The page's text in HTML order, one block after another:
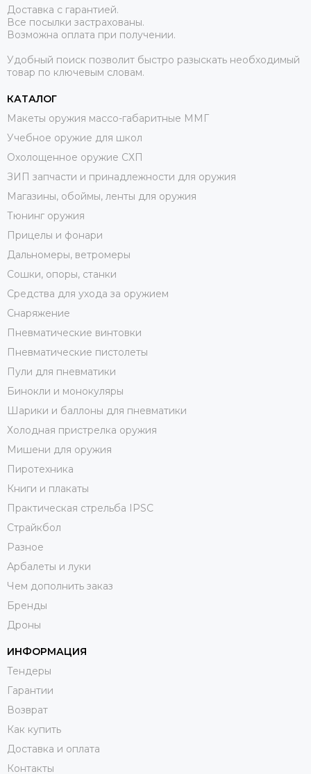
Доставка с гарантией.
Все посылки застрахованы.
Возможна оплата при получении.
Удобный поиск позволит быстро разыскать необходимый
товар по ключевым словам.
КАТАЛОГ
Макеты оружия массо-габаритные ММГ
Учебное оружие для школ
Охолощенное оружие СХП
ЗИП запчасти и принадлежности для оружия
Магазины, обоймы, ленты для оружия
Тюнинг оружия
Прицелы и фонари
Дальномеры, ветромеры
Сошки, опоры, станки
Средства для ухода за оружием
Снаряжение
Пневматические винтовки
Пневматические пистолеты
Пули для пневматики
Бинокли и монокуляры
Шарики и баллоны для пневматики
Холодная пристрелка оружия
Мишени для оружия
Пиротехника
Книги и плакаты
Практическая стрельба IPSC
Страйкбол
Разное
Арбалеты и луки
Чем дополнить заказ
Бренды
Дроны
ИНФОРМАЦИЯ
Тендеры
Гарантии
Возврат
Как купить
Доставка и оплата
Контакты